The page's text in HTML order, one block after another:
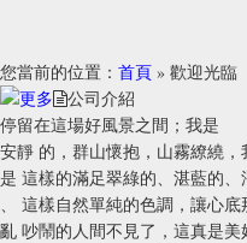
您當前的位置： 首頁 » 歡迎光臨
公司介紹
停留在這場好風景之間；我是
安靜 的，群山懷抱，山霧繚繞，
是 這樣的滿足翠綠的、湛藍的、
、 這樣自然單純的色調，讓心
亂 吵鬧的人間不見了，這真是美